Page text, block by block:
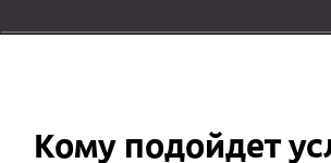
Кому подойдет